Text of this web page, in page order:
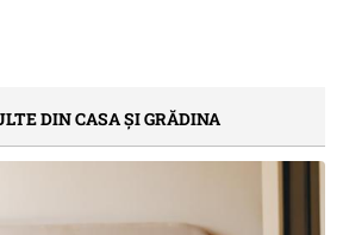
DIN CASA ȘI GRĂDINA